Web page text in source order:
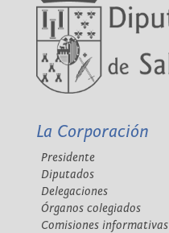
La Corporación
Presidente
Diputados
Delegaciones
Órganos colegiados
Comisiones informativas